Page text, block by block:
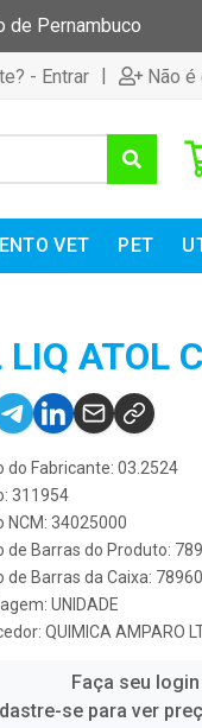
de Pernambuco
- Entrar | Não é
VET PET
LIQ ATOL
do Fabricante: 03.2524
311954
NCM: 34025000
de Barras do Produto:
de Barras da Caixa:
UNIDADE
QUIMICA AMPARO
Faça seu
se para ver